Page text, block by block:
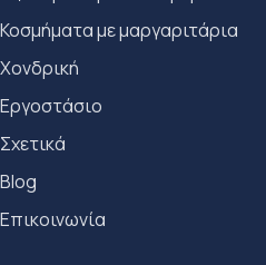
Κοσμήματα με μαργαριτάρια
Χονδρική
Εργοστάσιο
Σχετικά
Blog
Επικοινωνία